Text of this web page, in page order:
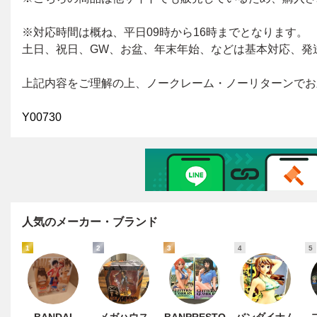
人気のメーカー・ブランド
1 2 3 4 5